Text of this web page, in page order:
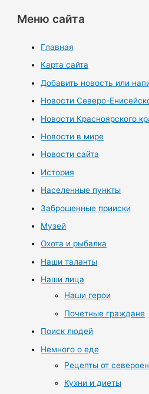
Меню сайта
Главная
Карта сайта
Добавить новость или
Новости Северо-
Новости Красноярского
Новости в мире
Новости сайта
История
Населенные пункты
Заброшенные прииски
Музей
Охота и рыбалка
Наши таланты
Наши лица
Наши герои
Почетные граждане
Поиск людей
Немного о еде
Рецепты от
Кухни и диеты